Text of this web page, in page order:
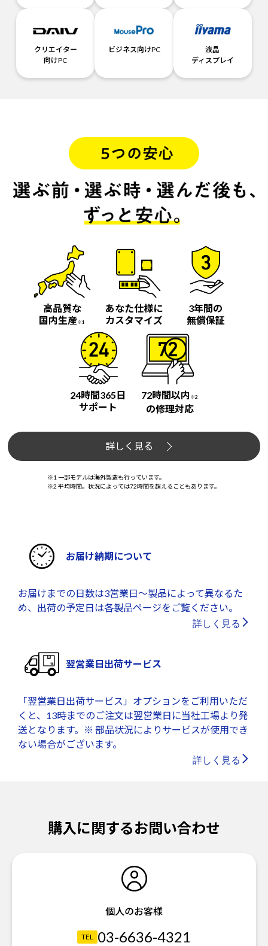
クリエイター
向けPC
ビジネス向けPC
液晶
ディスプレイ
高品質な
国内生産※1
あなた仕様に
カスタマイズ
3年間の
無償保証
24時間365日
サポート
72時間以内 ※2
の修理対応
詳しく見る
※1 一部モデルは海外製造も行っています。
※2 平均時間。状況によっては72時間を超えることもあります。
お届け納期について
お届けまでの日数は3営業日～製品によって異なるた
め、出荷の予定日は各製品ページをご覧ください。
詳しく見る
翌営業日出荷サービス
「翌営業日出荷サービス」オプションをご利用いただ
くと、13時までのご注文は翌営業日に当社工場より発
送となります。※ 部品状況によりサービスが使用でき
ない場合がございます。
詳しく見る
購入に関するお問い合わせ
個人のお客様
TEL 03-6636-4321